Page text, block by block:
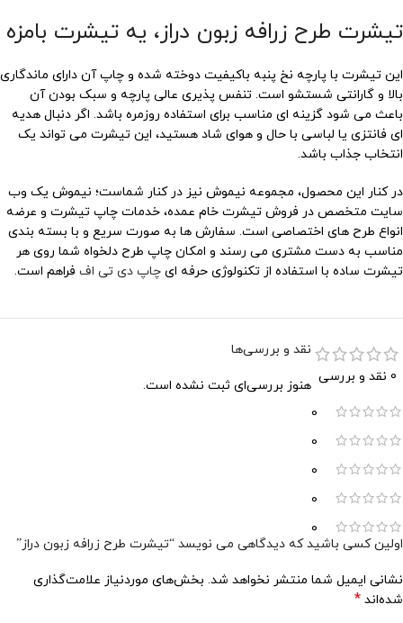
تیشرت طرح زرافه زبون دراز، یه تیشرت بامزه
این تیشرت با پارچه نخ پنبه باکیفیت دوخته شده و چاپ آن دارای ماندگاری
بالا و گارانتی شستشو است. تنفس پذیری عالی پارچه و سبک بودن آن
باعث می شود گزینه ای مناسب برای استفاده روزمره باشد. اگر دنبال هدیه
ای فانتزی یا لباسی با حال و هوای شاد هستید، این تیشرت می تواند یک
انتخاب جذاب باشد.
در کنار این محصول، مجموعه نیموش نیز در کنار شماست؛ نیموش یک وب
سایت متخصص در فروش تیشرت خام عمده، خدمات چاپ تیشرت و عرضه
انواع طرح های اختصاصی است. سفارش ها به صورت سریع و با بسته بندی
مناسب به دست مشتری می رسند و امکان چاپ طرح دلخواه شما روی هر
تیشرت ساده با استفاده از تکنولوژی حرفه ای چاپ دی تی اف فراهم است.
0 نقد و بررسی
0
0
0
0
0
نقد و بررسی‌ها
هنوز بررسی‌ای ثبت نشده است.
اولین کسی باشید که دیدگاهی می نویسد “تیشرت طرح زرافه زبون دراز”
نشانی ایمیل شما منتشر نخواهد شد. بخش‌های موردنیاز علامت‌گذاری
شده‌اند *